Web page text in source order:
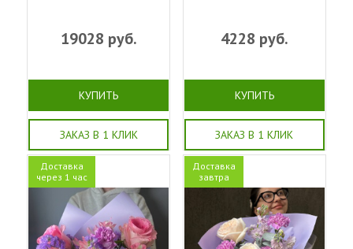
19028 руб.
КУПИТЬ
ЗАКАЗ В 1 КЛИК
4228 руб.
КУПИТЬ
ЗАКАЗ В 1 КЛИК
Доставка
через 1 час
Доставка
завтра